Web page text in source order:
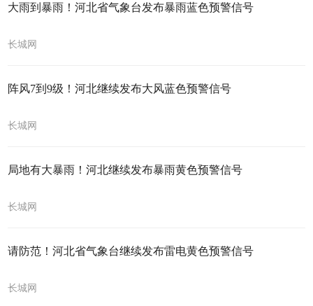
大雨到暴雨！河北省气象台发布暴雨蓝色预警信号
长城网
阵风7到9级！河北继续发布大风蓝色预警信号
长城网
局地有大暴雨！河北继续发布暴雨黄色预警信号
长城网
请防范！河北省气象台继续发布雷电黄色预警信号
长城网